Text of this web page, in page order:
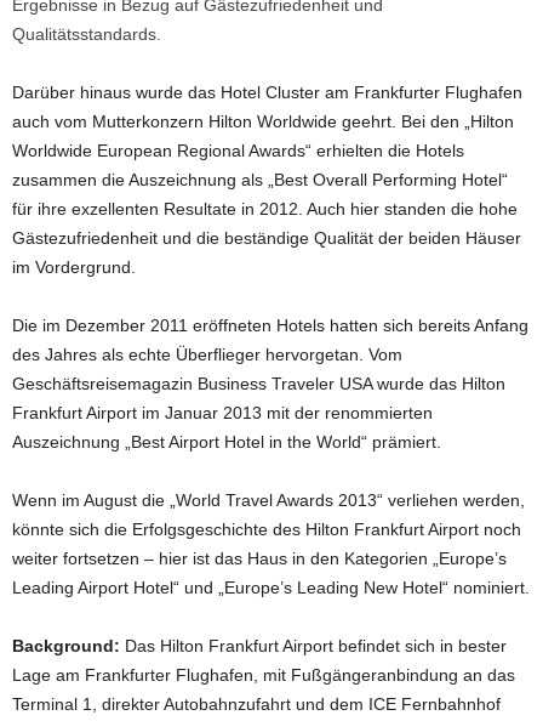
Ergebnisse in Bezug auf Gästezufriedenheit und
Qualitätsstandards.
Darüber hinaus wurde das Hotel Cluster am Frankfurter Flughafen
auch vom Mutterkonzern Hilton Worldwide geehrt. Bei den „Hilton
Worldwide European Regional Awards“ erhielten die Hotels
zusammen die Auszeichnung als „Best Overall Performing Hotel“
für ihre exzellenten Resultate in 2012. Auch hier standen die hohe
Gästezufriedenheit und die beständige Qualität der beiden Häuser
im Vordergrund.
Die im Dezember 2011 eröffneten Hotels hatten sich bereits Anfang
des Jahres als echte Überflieger hervorgetan. Vom
Geschäftsreisemagazin Business Traveler USA wurde das Hilton
Frankfurt Airport im Januar 2013 mit der renommierten
Auszeichnung „Best Airport Hotel in the World“ prämiert.
Wenn im August die „World Travel Awards 2013“ verliehen werden,
könnte sich die Erfolgsgeschichte des Hilton Frankfurt Airport noch
weiter fortsetzen – hier ist das Haus in den Kategorien „Europe’s
Leading Airport Hotel“ und „Europe’s Leading New Hotel“ nominiert.
Background: Das Hilton Frankfurt Airport befindet sich in bester
Lage am Frankfurter Flughafen, mit Fußgängeranbindung an das
Terminal 1, direkter Autobahnzufahrt und dem ICE Fernbahnhof